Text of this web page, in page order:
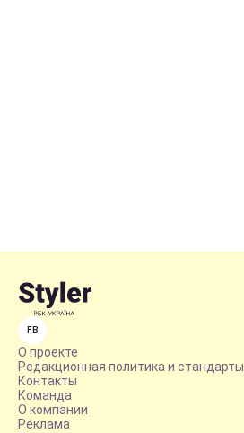
FB
О проекте
Редакционная политика и стандарты
Контакты
Команда
О компании
Реклама